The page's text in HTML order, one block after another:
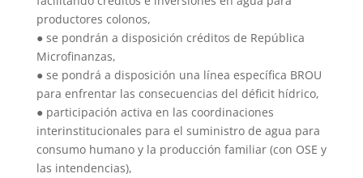
productores colonos,
● se pondrán a disposición créditos de República
Microfinanzas,
● se pondrá a disposición una línea específica BROU
para enfrentar las consecuencias del déficit hídrico,
● participación activa en las coordinaciones
interinstitucionales para el suministro de agua para
consumo humano y la producción familiar (con OSE y
las intendencias),